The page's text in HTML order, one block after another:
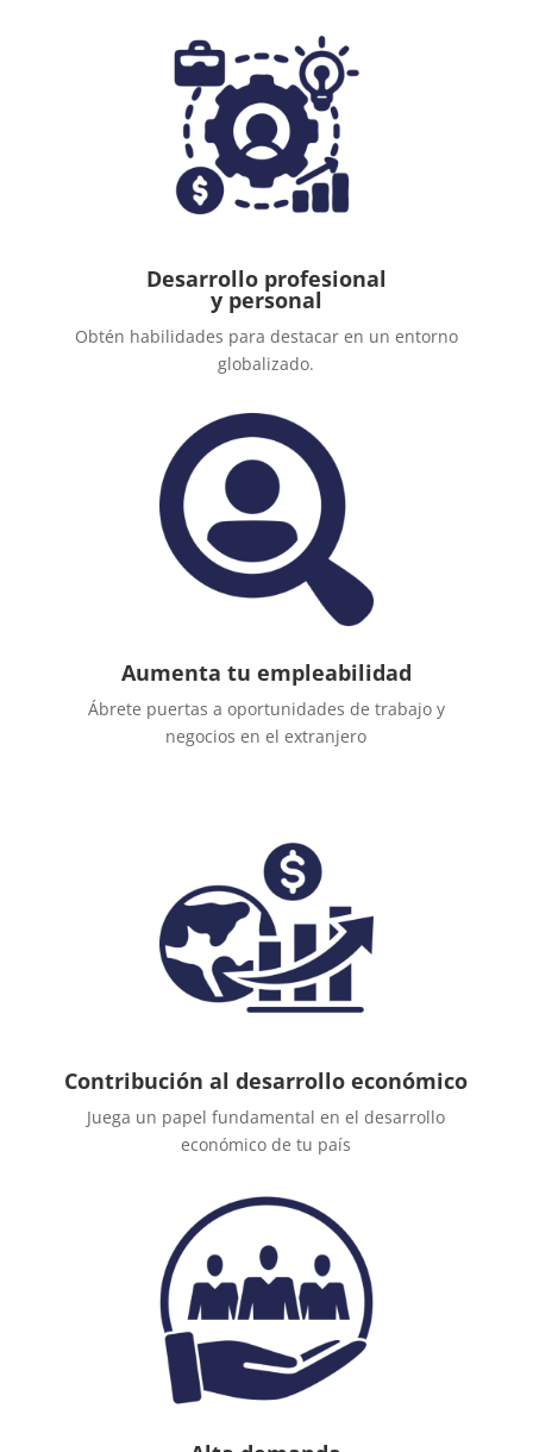
Desarrollo profesional
y personal
Obtén habilidades para destacar en un entorno
globalizado.
Aumenta tu empleabilidad
Ábrete puertas a oportunidades de trabajo y
negocios en el extranjero
Contribución al desarrollo económico
Juega un papel fundamental en el desarrollo
económico de tu país